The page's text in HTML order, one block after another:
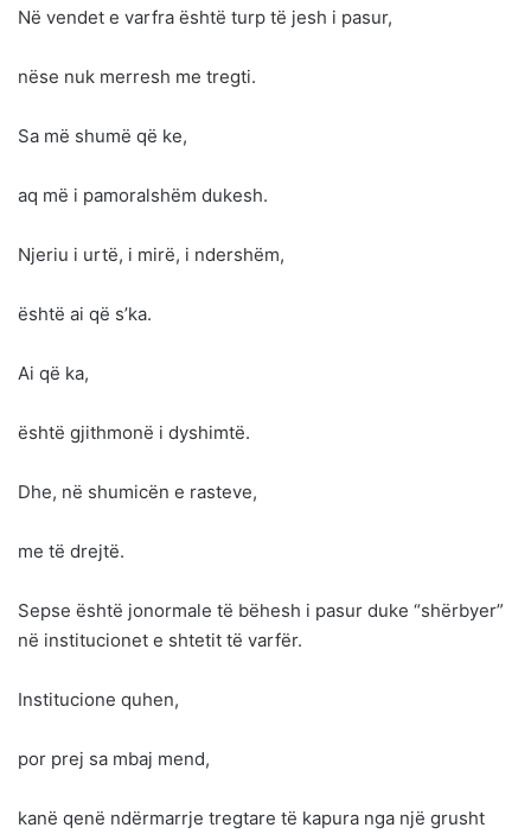
Në vendet e varfra është turp të jesh i pasur,
nëse nuk merresh me tregti.
Sa më shumë që ke,
aq më i pamoralshëm dukesh.
Njeriu i urtë, i mirë, i ndershëm,
është ai që s’ka.
Ai që ka,
është gjithmonë i dyshimtë.
Dhe, në shumicën e rasteve,
me të drejtë.
Sepse është jonormale të bëhesh i pasur duke “shërbyer”
në institucionet e shtetit të varfër.
Institucione quhen,
por prej sa mbaj mend,
kanë qenë ndërmarrje tregtare të kapura nga një grusht